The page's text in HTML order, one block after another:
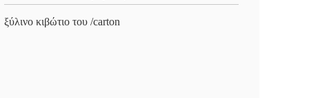
ξύλινο κιβώτιο του /carton